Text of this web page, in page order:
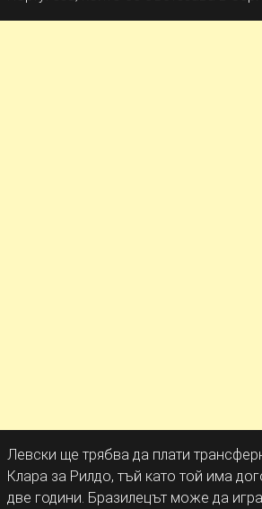
Левски ще трябва да плати
Клара за Рилдо, тъй като той има
две години. Бразилецът може да